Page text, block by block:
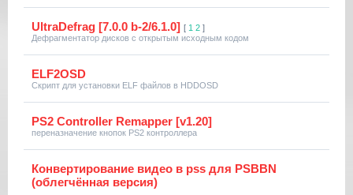
UltraDefrag [7.0.0 b-2/6.1.0] [ 1 2 ]
Дефрагментатор дисков с открытым исходным кодом
ELF2OSD
Скрипт для установки ELF файлов в HDDOSD
PS2 Controller Remapper [v1.20]
переназначение кнопок PS2 контроллера
Конвертирование видео в pss для PSBBN
(облегчённая версия)